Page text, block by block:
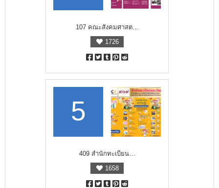
107 คณะสังคมศาสต…
1726
5
409 สำนักทะเบียน…
1658